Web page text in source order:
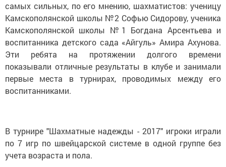
самых сильных, по его мнению, шахматистов: ученицу
Камскополянской школы №2 Софью Сидорову, ученика
Камскополянской школы №1 Богдана Арсентьева и
воспитанника детского сада «Айгуль» Амира Ахунова.
Эти ребята на протяжении долгого времени
показывали отличные результаты в клубе и занимали
первые места в турнирах, проводимых между его
воспитанниками.
В турнире "Шахматные надежды - 2017" игроки играли
по 7 игр по швейцарской системе в одной группе без
учета возраста и пола.